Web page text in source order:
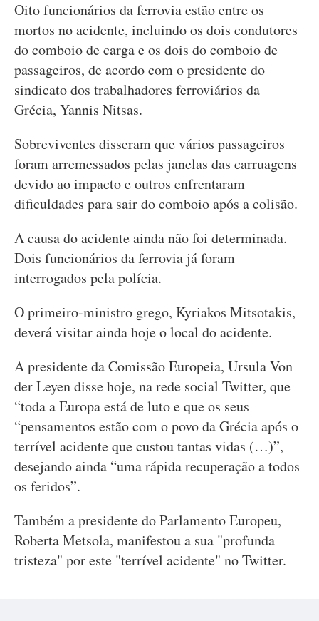
Oito funcionários da ferrovia estão entre os
mortos no acidente, incluindo os dois condutores
do comboio de carga e os dois do comboio de
passageiros, de acordo com o presidente do
sindicato dos trabalhadores ferroviários da
Grécia, Yannis Nitsas.
Sobreviventes disseram que vários passageiros
foram arremessados pelas janelas das carruagens
devido ao impacto e outros enfrentaram
dificuldades para sair do comboio após a colisão.
A causa do acidente ainda não foi determinada.
Dois funcionários da ferrovia já foram
interrogados pela polícia.
O primeiro-ministro grego, Kyriakos Mitsotakis,
deverá visitar ainda hoje o local do acidente.
A presidente da Comissão Europeia, Ursula Von
der Leyen disse hoje, na rede social Twitter, que
“toda a Europa está de luto e que os seus
“pensamentos estão com o povo da Grécia após o
terrível acidente que custou tantas vidas (…)”,
desejando ainda “uma rápida recuperação a todos
os feridos”.
Também a presidente do Parlamento Europeu,
Roberta Metsola, manifestou a sua "profunda
tristeza" por este "terrível acidente" no Twitter.